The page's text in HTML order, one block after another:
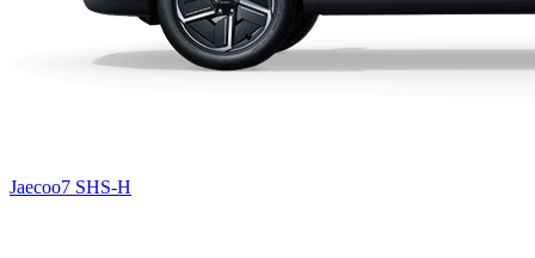
Jaecoo7 SHS-H